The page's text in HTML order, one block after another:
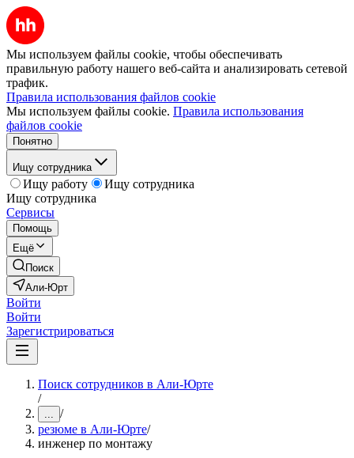
Мы используем файлы cookie, чтобы обеспечивать
правильную работу нашего веб-сайта и анализировать сетевой
трафик.
Правила использования файлов cookie
Мы используем файлы cookie. Правила использования
файлов cookie
Понятно
Ищу сотрудника
Ищу работу
Ищу сотрудника
Ищу сотрудника
Сервисы
Помощь
Ещё
Поиск
Али-Юрт
Войти
Войти
Зарегистрироваться
Поиск сотрудников в Али-Юрте
/
... /
резюме в Али-Юрте/
инженер по монтажу